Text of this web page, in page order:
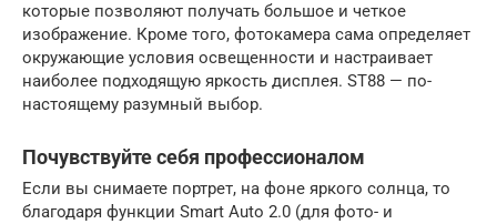
которые позволяют получать большое и четкое
изображение. Кроме того, фотокамера сама определяет
окружающие условия освещенности и настраивает
наиболее подходящую яркость дисплея. ST88 — по-
настоящему разумный выбор.
Почувствуйте себя профессионалом
Если вы снимаете портрет, на фоне яркого солнца, то
благодаря функции Smart Auto 2.0 (для фото- и